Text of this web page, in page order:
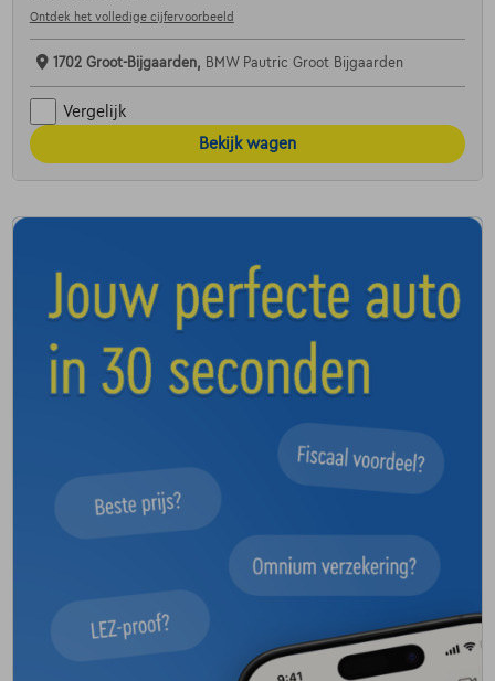
Ontdek het volledige cijfervoorbeeld
1702 Groot-Bijgaarden, BMW Pautric Groot Bijgaarden
Vergelijk
Bekijk wagen